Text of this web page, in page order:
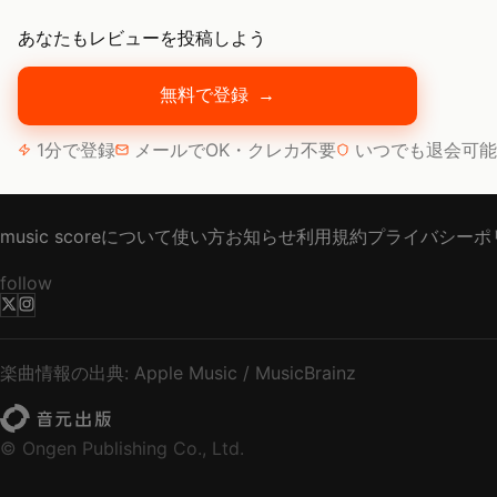
あなたもレビューを投稿しよう
無料で登録 →
1分で登録 メールでOK・クレカ不要 いつでも退会可能
music scoreについて使い方お知らせ利用規約プライバシーポ
follow
楽曲情報の出典: Apple Music / MusicBrainz
© Ongen Publishing Co., Ltd.